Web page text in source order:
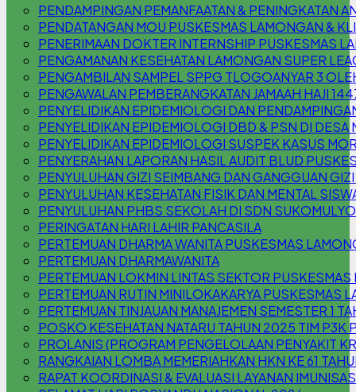
PENDAMPINGAN PEMANFAATAN & PENINGKATAN
PENDATANGAN MOU PUSKESMAS LAMONGAN &
PENERIMAAN DOKTER INTERNSHIP PUSKESMAS
PENGAMANAN KESEHATAN LAMONGAN SUPER
PENGAMBILAN SAMPEL SPPG TLOGOANYAR 3
PENGAWALAN PEMBERANGKATAN JAMAAH HAJI
PENYELIDIKAN EPIDEMIOLOGI DAN
PENYELIDIKAN EPIDEMIOLOGI DBD & PSN DI DESA
PENYELIDIKAN EPIDEMIOLOGI SUSPEK KASUS
PENYERAHAN LAPORAN HASIL AUDIT BLUD
PENYULUHAN GIZI SEIMBANG DAN GANGGUAN
PENYULUHAN KESEHATAN FISIK DAN MENTAL
PENYULUHAN PHBS SEKOLAH DI SDN
PERINGATAN HARI LAHIR PANCASILA
PERTEMUAN DHARMA WANITA PUSKESMAS
PERTEMUAN DHARMAWANITA
PERTEMUAN LOKMIN LINTAS SEKTOR
PERTEMUAN RUTIN MINILOKAKARYA PUSKESMAS
PERTEMUAN TINJAUAN MANAJEMEN SEMESTER 1
POSKO KESEHATAN NATARU TAHUN 2025 TIM P3K
PROLANIS (PROGRAM PENGELOLAAN PENYAKIT
RANGKAIAN LOMBA MEMERIAHKAN HKN KE 61
RAPAT KOORDINASI & EVALUASI LAYANAN